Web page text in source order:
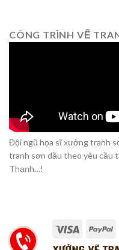
CÔNG TRÌNH VẼ
Đội ngũ họa sĩ xưởng tranh
tranh sơn dầu theo yêu cầu
Thạnh…!